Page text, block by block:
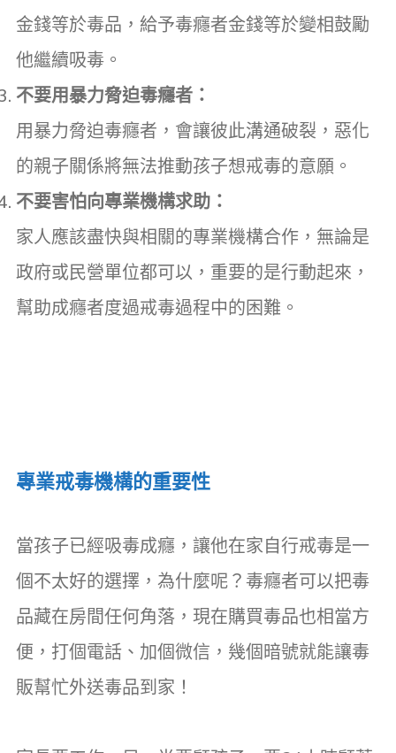
金錢等於毒品，給予毒癮者金錢等於變相鼓勵
他繼續吸毒。
不要用暴力脅迫毒癮者：
用暴力脅迫毒癮者，會讓彼此溝通破裂，惡化
的親子關係將無法推動孩子想戒毒的意願。
不要害怕向專業機構求助：
家人應該盡快與相關的專業機構合作，無論是
政府或民營單位都可以，重要的是行動起來，
幫助成癮者度過戒毒過程中的困難。
專業戒毒機構的重要性
當孩子已經吸毒成癮，讓他在家自行戒毒是一
個不太好的選擇，為什麼呢？毒癮者可以把毒
品藏在房間任何角落，現在購買毒品也相當方
便，打個電話、加個微信，幾個暗號就能讓毒
販幫忙外送毒品到家！